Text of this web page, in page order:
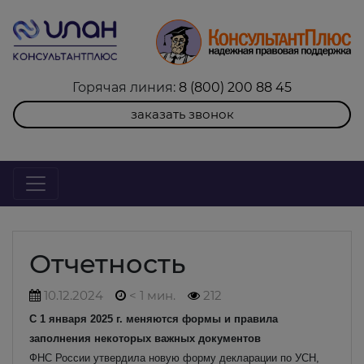
Горячая линия: 8 (800) 200 88 45
заказать звонок
Отчетность
10.12.2024 < 1 мин. 212
С 1 января 2025 г. меняются формы и правила
заполнения некоторых важных документов
ФНС России утвердила новую форму декларации по УСН,